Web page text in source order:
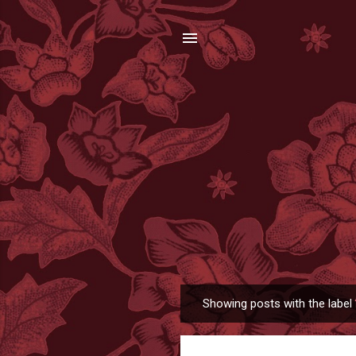
o
Showing posts with the label